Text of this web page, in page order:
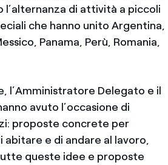
di attività a piccoli
che hanno unito Argentina,
Panama, Perù, Romania,
l’Amministratore Delegato e il
avuto l’occasione di
proposte concrete per
e di andare al lavoro,
queste idee e proposte